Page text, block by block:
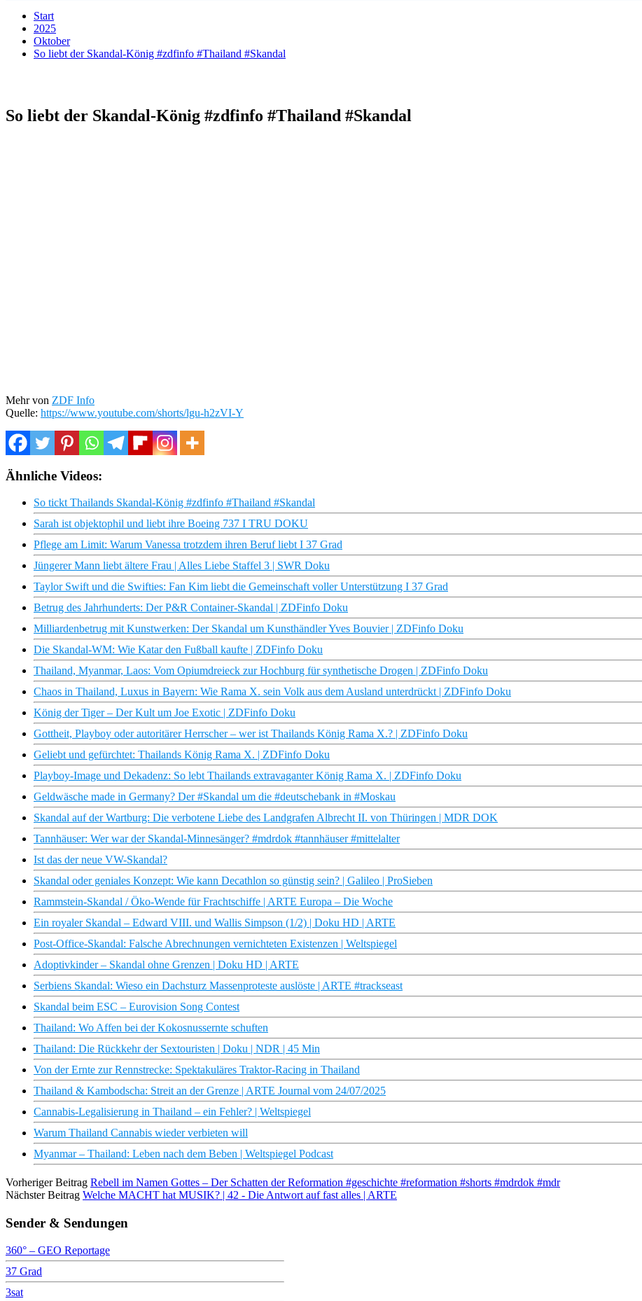
Start
2025
Oktober
So liebt der Skandal-König #zdfinfo #Thailand #Skandal
So liebt der Skandal-König #zdfinfo #Thailand #Skandal
Mehr von ZDF Info
Quelle: https://www.youtube.com/shorts/lgu-h2zVI-Y
Ähnliche Videos:
So tickt Thailands Skandal-König #zdfinfo #Thailand #Skandal
Sarah ist objektophil und liebt ihre Boeing 737 I TRU DOKU
Pflege am Limit: Warum Vanessa trotzdem ihren Beruf liebt I 37 Grad
Jüngerer Mann liebt ältere Frau | Alles Liebe Staffel 3 | SWR Doku
Taylor Swift und die Swifties: Fan Kim liebt die Gemeinschaft voller Unterstützung I 37 Grad
Betrug des Jahrhunderts: Der P&R Container-Skandal | ZDFinfo Doku
Milliardenbetrug mit Kunstwerken: Der Skandal um Kunsthändler Yves Bouvier | ZDFinfo Doku
Die Skandal-WM: Wie Katar den Fußball kaufte | ZDFinfo Doku
Thailand, Myanmar, Laos: Vom Opiumdreieck zur Hochburg für synthetische Drogen | ZDFinfo Doku
Chaos in Thailand, Luxus in Bayern: Wie Rama X. sein Volk aus dem Ausland unterdrückt | ZDFinfo Doku
König der Tiger – Der Kult um Joe Exotic | ZDFinfo Doku
Gottheit, Playboy oder autoritärer Herrscher – wer ist Thailands König Rama X.? | ZDFinfo Doku
Geliebt und gefürchtet: Thailands König Rama X. | ZDFinfo Doku
Playboy-Image und Dekadenz: So lebt Thailands extravaganter König Rama X. | ZDFinfo Doku
Geldwäsche made in Germany? Der #Skandal um die #deutschebank in #Moskau
Skandal auf der Wartburg: Die verbotene Liebe des Landgrafen Albrecht II. von Thüringen | MDR DOK
Tannhäuser: Wer war der Skandal-Minnesänger? #mdrdok #tannhäuser #mittelalter
Ist das der neue VW-Skandal?
Skandal oder geniales Konzept: Wie kann Decathlon so günstig sein? | Galileo | ProSieben
Rammstein-Skandal / Öko-Wende für Frachtschiffe | ARTE Europa – Die Woche
Ein royaler Skandal – Edward VIII. und Wallis Simpson (1/2) | Doku HD | ARTE
Post-Office-Skandal: Falsche Abrechnungen vernichteten Existenzen | Weltspiegel
Adoptivkinder – Skandal ohne Grenzen | Doku HD | ARTE
Serbiens Skandal: Wieso ein Dachsturz Massenproteste auslöste | ARTE #trackseast
Skandal beim ESC – Eurovision Song Contest
Thailand: Wo Affen bei der Kokosnussernte schuften
Thailand: Die Rückkehr der Sextouristen | Doku | NDR | 45 Min
Von der Ernte zur Rennstrecke: Spektakuläres Traktor-Racing in Thailand
Thailand & Kambodscha: Streit an der Grenze | ARTE Journal vom 24/07/2025
Cannabis-Legalisierung in Thailand – ein Fehler? | Weltspiegel
Warum Thailand Cannabis wieder verbieten will
Myanmar – Thailand: Leben nach dem Beben | Weltspiegel Podcast
Vorheriger Beitrag Rebell im Namen Gottes – Der Schatten der Reformation #geschichte #reformation #shorts #mdrdok #mdr
Nächster Beitrag Welche MACHT hat MUSIK? | 42 - Die Antwort auf fast alles | ARTE
Sender & Sendungen
360° – GEO Reportage
37 Grad
3sat